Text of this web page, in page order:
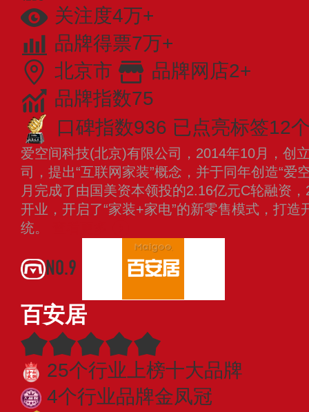
关注度4万+
品牌得票7万+
北京市
品牌网店2+
品牌指数75
口碑指数936 已点亮标签12
爱空间科技(北京)有限公司，2014年10月，创
司，提出“互联网家装”概念，并于同年创造“爱
月完成了由国美资本领投的2.16亿元C轮融资
开业，开启了“家装+家电”的新零售模式，打
统。
NO.9
百安居
25个行业上榜十大品牌
4个行业品牌金凤冠